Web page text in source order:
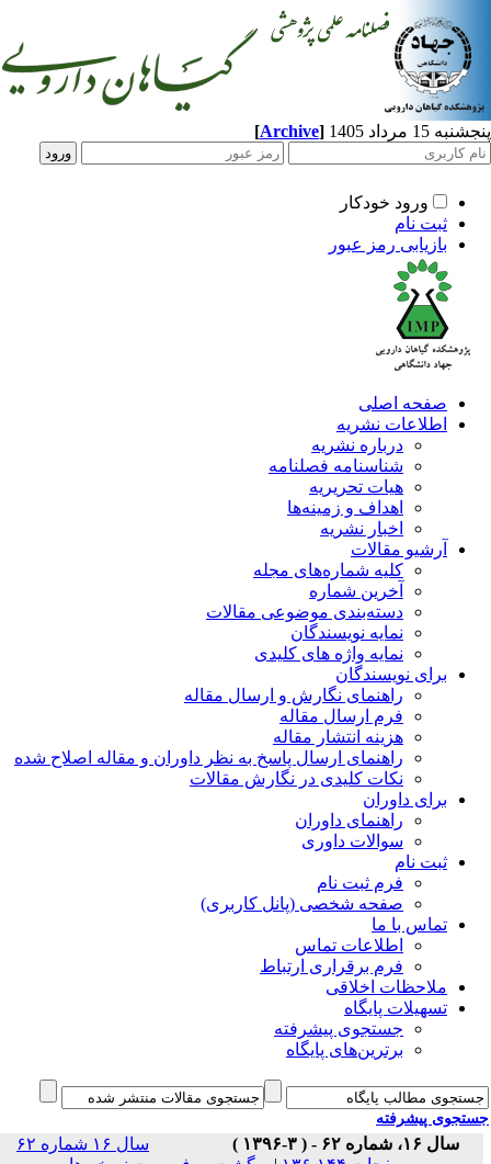
مرداد 1405 [Archive]
ورود خودکار
ثبت نام
بازیابی رمز عبور
صفحه اصلی
اطلاعات نشریه
درباره نشریه
شناسنامه فصلنامه
هیات تحریریه
اهداف و زمینه‌ها
اخبار نشریه
آرشیو مقالات
کلیه شماره‌های مجله
آخرین شماره
دسته‌بندی موضوعی مقالات
نمایه نویسندگان
نمایه واژه های کلیدی
برای نویسندگان
راهنمای نگارش و ارسال مقاله
فرم ارسال مقاله
هزینه انتشار مقاله
راهنمای ارسال پاسخ به نظر داوران و مقاله اصلاح شده
نکات کلیدی در نگارش مقالات
برای داوران
راهنمای داوران
سوالات داوری
ثبت نام
فرم ثبت نام
صفحه شخصی (پانل کاربری)
تماس با ما
اطلاعات تماس
فرم برقراری ارتباط
ملاحظات اخلاقی
تسهیلات پایگاه
جستجوی پیشرفته
برترین‌های پایگاه
پیشرفته
سال ۱۶، شماره ۶۲ - ( ۳-۱۳۹۶ )
سال ۱۶ شماره ۶۲